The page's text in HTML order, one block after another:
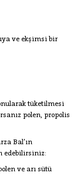
ve ekşimsi bir
tüketilmesi
polen, propolis
Bal’ın
edebilirsiniz:
ve arı sütü